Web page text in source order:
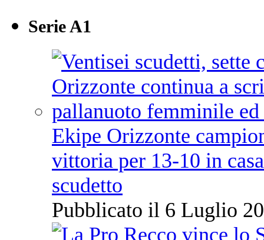
Serie A1
Ekipe Orizzonte
vittoria per 13-10 in
scudetto
Pubblicato il 6 Luglio